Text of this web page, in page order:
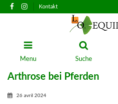
Kontakt
Menu Suche
Arthrose bei Pferden
26 avril 2024